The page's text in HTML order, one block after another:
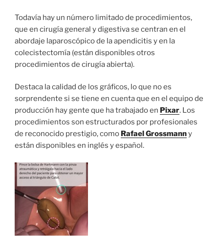
Todavía hay un número limitado de procedimientos,
que en cirugía general y digestiva se centran en el
abordaje laparoscópico de la apendicitis y en la
colecistectomía (están disponibles otros
procedimientos de cirugía abierta).
Destaca la calidad de los gráficos, lo que no es
sorprendente si se tiene en cuenta que en el equipo de
producción hay gente que ha trabajado en Pixar. Los
procedimientos son estructurados por profesionales
de reconocido prestigio, como Rafael Grossmanny
están disponibles en inglés y español.